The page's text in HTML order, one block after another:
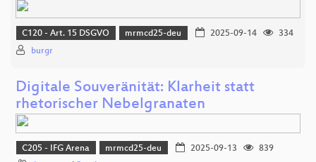
C120 - Art. 15 DSGVO mrmcd25-deu 2025-09-14
334
burgr
Digitale Souveränität: Klarheit statt
rhetorischer Nebelgranaten
C205 - IFG Arena mrmcd25-deu 2025-09-13
839